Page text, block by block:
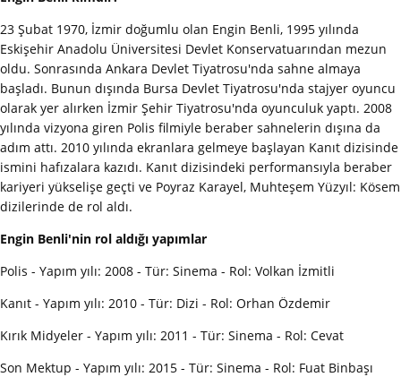
23 Şubat 1970, İzmir doğumlu olan Engin Benli, 1995 yılında
Eskişehir Anadolu Üniversitesi Devlet Konservatuarından mezun
oldu. Sonrasında Ankara Devlet Tiyatrosu'nda sahne almaya
başladı. Bunun dışında Bursa Devlet Tiyatrosu'nda stajyer oyuncu
olarak yer alırken İzmir Şehir Tiyatrosu'nda oyunculuk yaptı. 2008
yılında vizyona giren Polis filmiyle beraber sahnelerin dışına da
adım attı. 2010 yılında ekranlara gelmeye başlayan Kanıt dizisinde
ismini hafızalara kazıdı. Kanıt dizisindeki performansıyla beraber
kariyeri yükselişe geçti ve Poyraz Karayel, Muhteşem Yüzyıl: Kösem
dizilerinde de rol aldı.
Engin Benli'nin rol aldığı yapımlar
Polis - Yapım yılı: 2008 - Tür: Sinema - Rol: Volkan İzmitli
Kanıt - Yapım yılı: 2010 - Tür: Dizi - Rol: Orhan Özdemir
Kırık Midyeler - Yapım yılı: 2011 - Tür: Sinema - Rol: Cevat
Son Mektup - Yapım yılı: 2015 - Tür: Sinema - Rol: Fuat Binbaşı